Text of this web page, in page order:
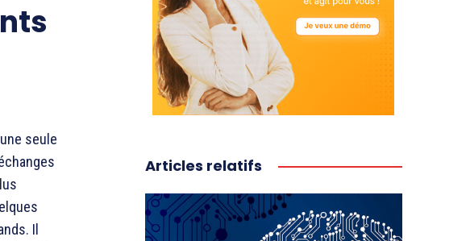
seule
Il
Articles relatifs